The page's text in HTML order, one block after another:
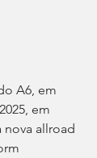
A6, em
em
nova allroad